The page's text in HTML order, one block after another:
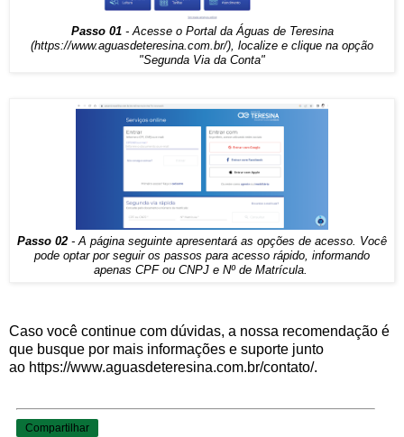
Passo 01- Acesse o Portal da Águas de Teresina
(https://www.aguasdeteresina.com.br/), localize e clique na opção
"Segunda Via da Conta"
Passo 02 - A página seguinte apresentará as opções de acesso. Você
pode optar por seguir os passos para acesso rápido, informando
apenas CPF ou CNPJ e Nº de Matrícula.
Caso você continue com dúvidas, a nossa recomendação é
que busque por mais informações e suporte junto
ao https://www.aguasdeteresina.com.br/contato/.
Compartilhar